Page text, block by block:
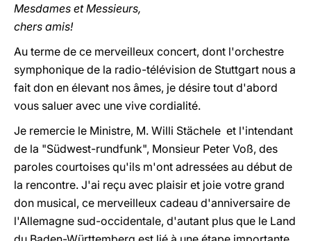
Mesdames et Messieurs,
chers amis!
Au terme de ce merveilleux concert, dont l'orchestre
symphonique de la radio-télévision de Stuttgart nous a
fait don en élevant nos âmes, je désire tout d'abord
vous saluer avec une vive cordialité.
Je remercie le Ministre, M. Willi Stächele et l'intendant
de la "Südwest-rundfunk", Monsieur Peter Voß, des
paroles courtoises qu'ils m'ont adressées au début de
la rencontre. J'ai reçu avec plaisir et joie votre grand
don musical, ce merveilleux cadeau d'anniversaire de
l'Allemagne sud-occidentale, d'autant plus que le Land